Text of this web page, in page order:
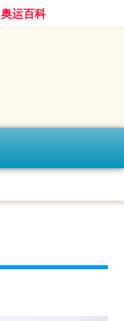
奥运百科